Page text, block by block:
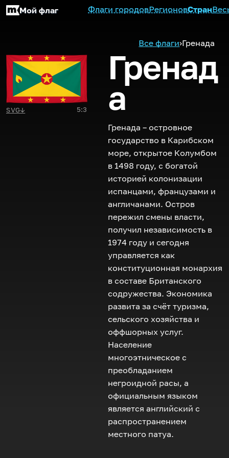
Мой флаг Флаги городовРегионовСтран
Все флаги›Гренада
SVG↓ 5:3
Гренад
а
Гренада – островное
государство в Карибском
море, открытое Колумбом
в 1498 году, с богатой
историей колонизации
испанцами, французами и
англичанами. Остров
пережил смены власти,
получил независимость в
1974 году и сегодня
управляется как
конституционная монархия
в составе Британского
содружества. Экономика
развита за счёт туризма,
сельского хозяйства и
оффшорных услуг.
Население
многоэтническое с
преобладанием
негроидной расы, а
официальным языком
является английский с
распространением
местного патуа.